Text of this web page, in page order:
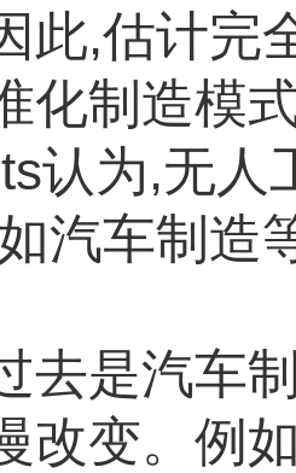
,估计完全
化制造模
认为,无人
汽车制造
是汽车制
改变。例